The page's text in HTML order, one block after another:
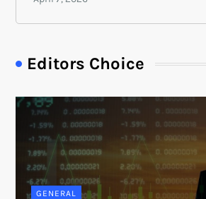
Editors Choice
GENERAL